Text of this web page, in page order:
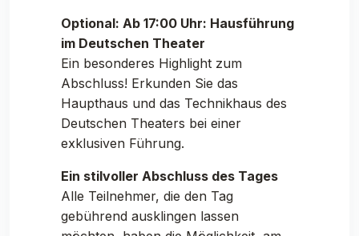
Optional: Ab 17:00 Uhr: Hausführung
im Deutschen Theater
Ein besonderes Highlight zum
Abschluss! Erkunden Sie das
Haupthaus und das Technikhaus des
Deutschen Theaters bei einer
exklusiven Führung.
Ein stilvoller Abschluss des Tages
Alle Teilnehmer, die den Tag
gebührend ausklingen lassen